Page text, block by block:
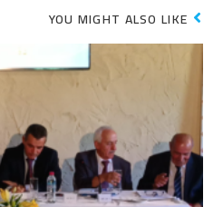
YOU MIGHT ALSO LIKE